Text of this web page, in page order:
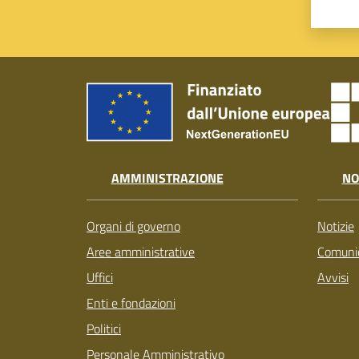
AMMINISTRAZIONE
Organi di governo
Aree amministrative
Uffici
Enti e fondazioni
Politici
Personale Amministrativo
Notizie
Avvisi